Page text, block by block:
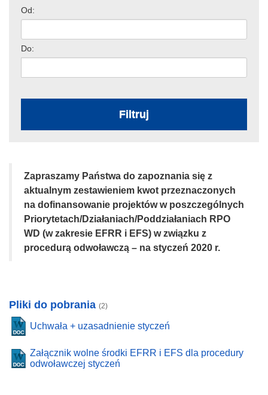
Od:
Do:
Filtruj
Zapraszamy Państwa do zapoznania się z
aktualnym zestawieniem kwot przeznaczonych
na dofinansowanie projektów w poszczególnych
Priorytetach/Działaniach/Poddziałaniach RPO
WD (w zakresie EFRR i EFS) w związku z
procedurą odwoławczą – na styczeń 2020 r.
Pliki do pobrania (2)
Uchwała + uzasadnienie styczeń
Załącznik wolne środki EFRR i EFS dla procedury
odwoławczej styczeń